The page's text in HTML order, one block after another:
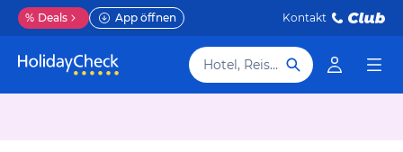
% Deals App öffnen Kontakt
Hotel, Reiseziel